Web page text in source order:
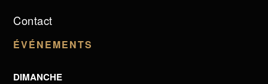
Contact
ÉVÉNEMENTS
DIMANCHE